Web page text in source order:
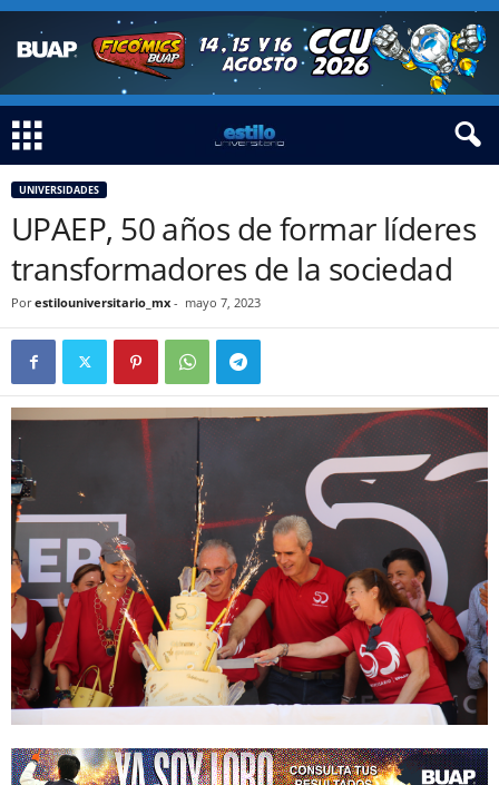
UNIVERSIDADES
UPAEP, 50 años de formar líderes
transformadores de la sociedad
Por estilouniversitario_mx - mayo 7, 2023